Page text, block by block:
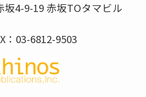
坂4-9-19 赤坂TOタマビル
：03-6812-9503